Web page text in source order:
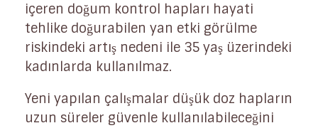
içeren doğum kontrol hapları hayati
tehlike doğurabilen yan etki görülme
riskindeki artış nedeni ile 35 yaş üzerindeki
kadınlarda kullanılmaz.
Yeni yapılan çalışmalar düşük doz hapların
uzun süreler güvenle kullanılabileceğini